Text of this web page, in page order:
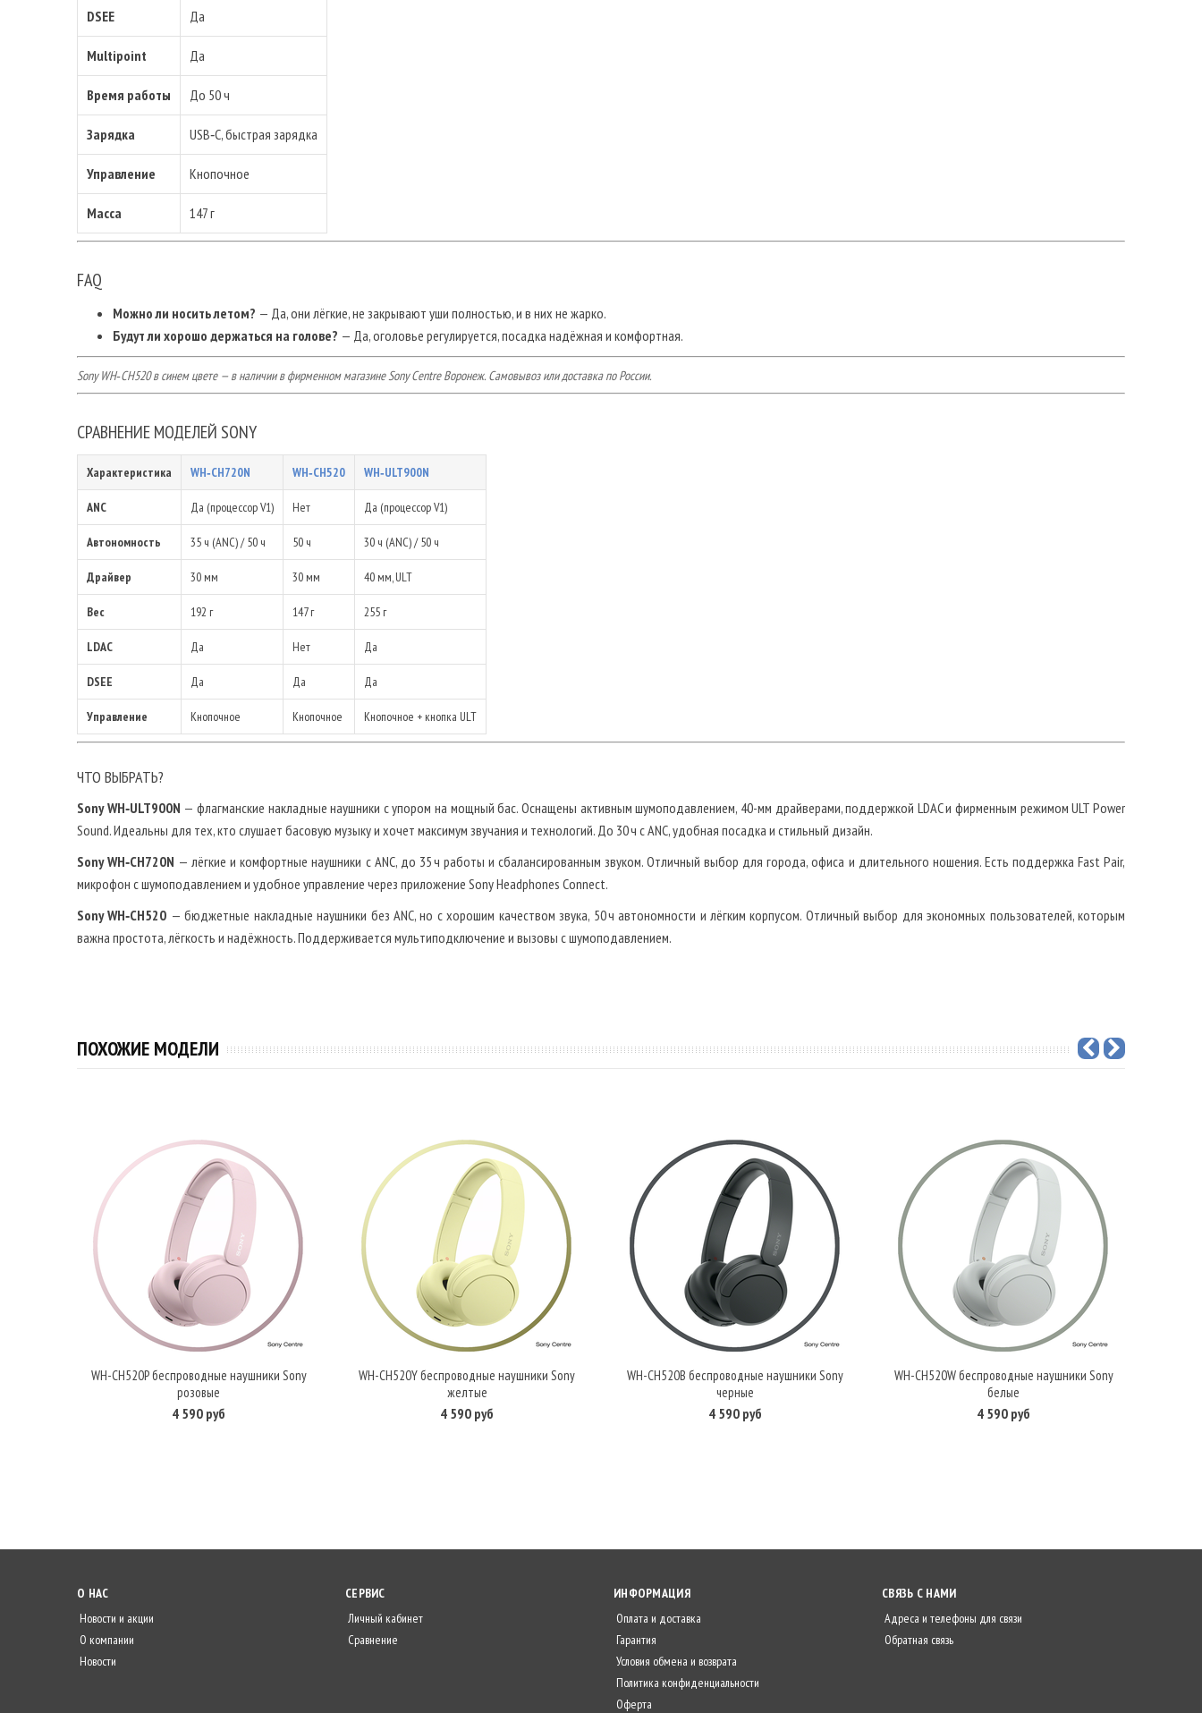
DSEE Да
Multipoint Да
Время работы До 50 ч
Зарядка USB‑C, быстрая зарядка
Управление Кнопочное
Масса 147 г
FAQ
Можно ли носить летом? — Да, они лёгкие, не закрывают уши полностью, и в них не жарко.
Будут ли хорошо держаться на голове? — Да, оголовье регулируется, посадка надёжная и комфортная.
Sony WH‑CH520 в синем цвете — в наличии в фирменном магазине Sony Centre Воронеж. Самовывоз или доставка по России.
СРАВНЕНИЕ МОДЕЛЕЙ SONY
Характеристика WH‑CH720N WH‑CH520 WH‑ULT900N
ANC Да (процессор V1) Нет Да (процессор V1)
Автономность 35 ч (ANC) / 50 ч 50 ч 30 ч (ANC) / 50 ч
Драйвер 30 мм 30 мм 40 мм, ULT
Вес 192 г 147 г 255 г
LDAC Да Нет Да
DSEE Да Да Да
Управление Кнопочное Кнопочное Кнопочное + кнопка ULT
ЧТО ВЫБРАТЬ?
Sony WH‑ULT900N — флагманские накладные наушники с упором на мощный бас. Оснащены активным шумоподавлением, 40-мм драйверами, поддержкой LDAC и фирменным режимом ULT Power
Sound. Идеальны для тех, кто слушает басовую музыку и хочет максимум звучания и технологий. До 30 ч с ANC, удобная посадка и стильный дизайн.
Sony WH‑CH720N — лёгкие и комфортные наушники с ANC, до 35 ч работы и сбалансированным звуком. Отличный выбор для города, офиса и длительного ношения. Есть поддержка Fast Pair,
микрофон с шумоподавлением и удобное управление через приложение Sony Headphones Connect.
Sony WH‑CH520 — бюджетные накладные наушники без ANC, но с хорошим качеством звука, 50 ч автономности и лёгким корпусом. Отличный выбор для экономных пользователей, которым
важна простота, лёгкость и надёжность. Поддерживается мультиподключение и вызовы с шумоподавлением.
ПОХОЖИЕ МОДЕЛИ
В корзину
WH-CH520P беспроводные наушники Sony
розовые
4 590 руб
В корзину
WH-CH520Y беспроводные наушники Sony
желтые
4 590 руб
В корзину
WH-CH520B беспроводные наушники Sony
черные
4 590 руб
В корзину
WH-CH520W беспроводные наушники Sony
белые
4 590 руб
О НАС
Новости и акции
О компании
Новости
СЕРВИС
Личный кабинет
Сравнение
ИНФОРМАЦИЯ
Оплата и доставка
Гарантия
Условия обмена и возврата
Политика конфиденциальности
Оферта
СВЯЗЬ С НАМИ
Адреса и телефоны для связи
Обратная связь